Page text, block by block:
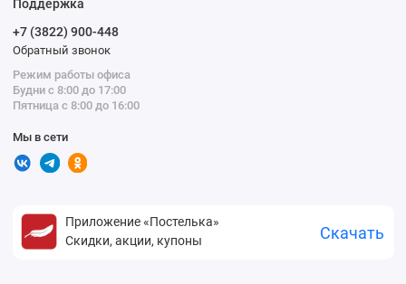
Поддержка
+7 (3822) 900-448
Обратный звонок
Режим работы офиса
Будни с 8:00 до 17:00
Пятница с 8:00 до 16:00
Мы в сети
Приложение «Постелька»
Скидки, акции, купоны
Скачать